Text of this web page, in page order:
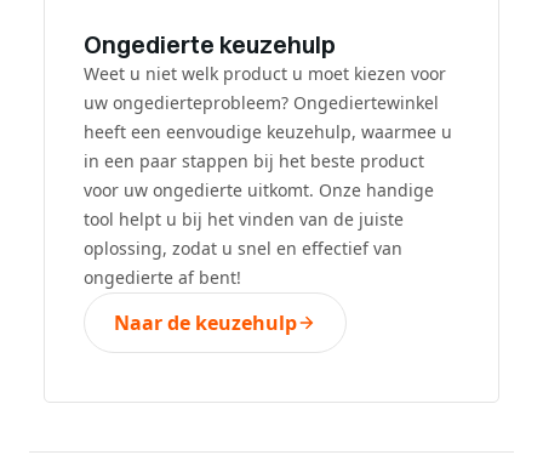
Ongedierte keuzehulp
Weet u niet welk product u moet kiezen voor
uw ongedierteprobleem? Ongediertewinkel
heeft een eenvoudige keuzehulp, waarmee u
in een paar stappen bij het beste product
voor uw ongedierte uitkomt. Onze handige
tool helpt u bij het vinden van de juiste
oplossing, zodat u snel en effectief van
ongedierte af bent!
Naar de keuzehulp